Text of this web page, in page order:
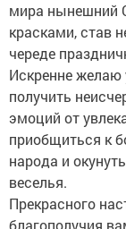
мира нынешний
красками, став
череде
Искренне желаю
получить
эмоций от
приобщиться к
народа и
веселья.
Прекрасного
благополучия